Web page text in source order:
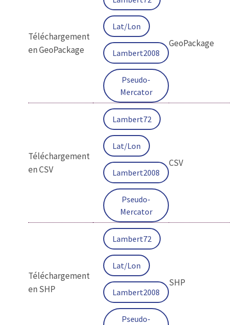
Téléchargement
en GeoPackage
Lat/Lon
Lambert2008
Pseudo-
Mercator
GeoPackage
Téléchargement
en CSV
Lambert72
Lat/Lon
Lambert2008
Pseudo-
Mercator
CSV
Téléchargement
en SHP
Lambert72
Lat/Lon
Lambert2008
Pseudo-
SHP